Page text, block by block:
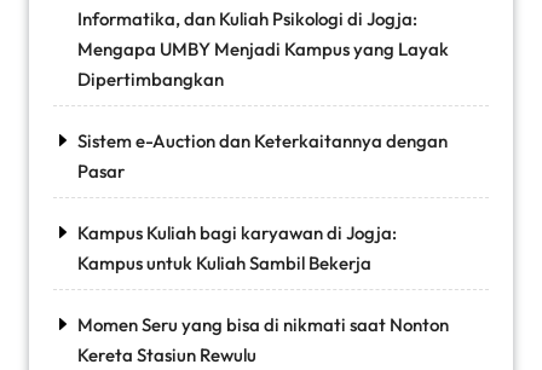
Informatika, dan Kuliah Psikologi di Jogja:
Mengapa UMBY Menjadi Kampus yang Layak
Dipertimbangkan
Sistem e-Auction dan Keterkaitannya dengan
Pasar
Kampus Kuliah bagi karyawan di Jogja:
Kampus untuk Kuliah Sambil Bekerja
Momen Seru yang bisa di nikmati saat Nonton
Kereta Stasiun Rewulu